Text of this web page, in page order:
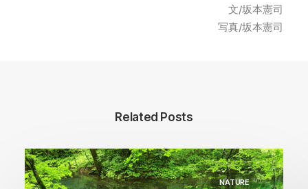
文/坂本憲司
写真/坂本憲司
Related Posts
NATURE